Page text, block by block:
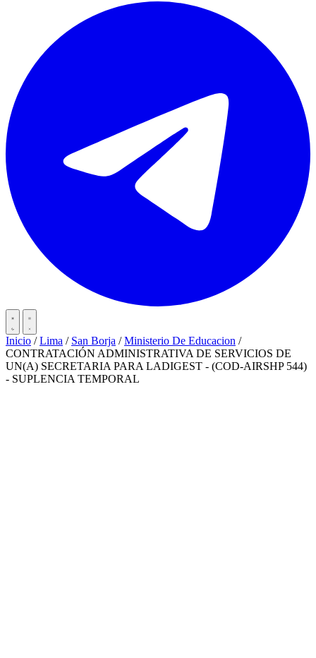
Inicio / Lima / San Borja / Ministerio De Educacion /
CONTRATACIÓN ADMINISTRATIVA DE SERVICIOS DE
UN(A) SECRETARIA PARA LADIGEST - (COD-AIRSHP 544)
- SUPLENCIA TEMPORAL